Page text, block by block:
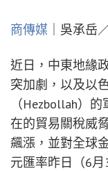
商傳媒 ｜吳承岳
近日，中東地緣
突加劇，以及以
（Hezbollah）
在的貿易關稅威
飆漲，並對全球
元匯率昨日（6